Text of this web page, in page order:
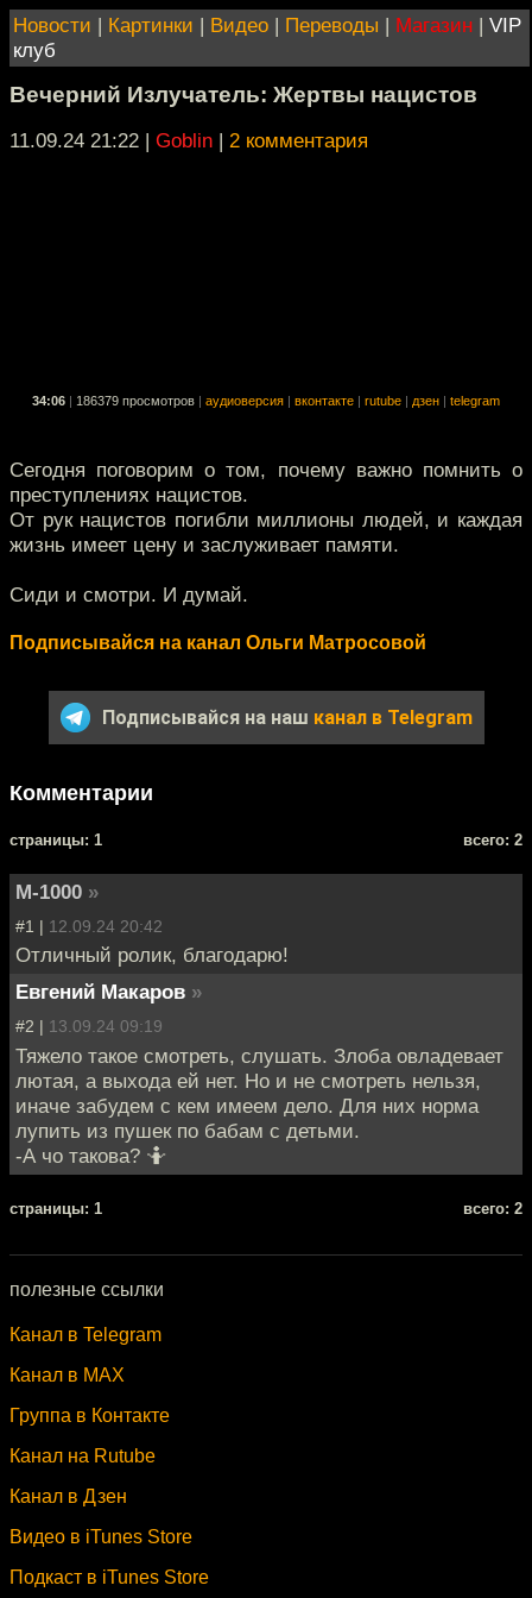
Новости | Картинки | Видео | Переводы | Магазин | VIP
клуб
Вечерний Излучатель: Жертвы нацистов
11.09.24 21:22 | Goblin | 2 комментария
34:06 186379 просмотров аудиоверсия вконтакте rutube дзен telegram
Сегодня поговорим о том, почему важно помнить о
преступлениях нацистов.
От рук нацистов погибли миллионы людей, и каждая
жизнь имеет цену и заслуживает памяти.
Сиди и смотри. И думай.
Подписывайся на канал Ольги Матросовой
Подписывайся на наш канал в Telegram
Комментарии
cтраницы: 1 всего: 2
M-1000 »
#1 | 12.09.24 20:42
Отличный ролик, благодарю!
Евгений Макаров »
#2 | 13.09.24 09:19
Тяжело такое смотреть, слушать. Злоба овладевает
лютая, а выхода ей нет. Но и не смотреть нельзя,
иначе забудем с кем имеем дело. Для них норма
лупить из пушек по бабам с детьми.
-А чо такова? 🤷
cтраницы: 1 всего: 2
полезные ссылки
Канал в Telegram
Канал в MAX
Группа в Контакте
Канал на Rutube
Канал в Дзен
Видео в iTunes Store
Подкаст в iTunes Store